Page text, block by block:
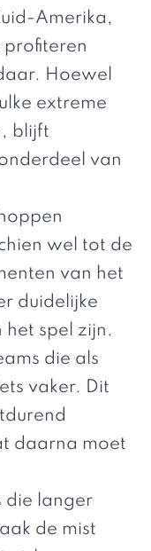
Amerika,
profiteren
Hoewel
extreme
blijft
van
wel tot de
van het
duidelijke
het spel zijn.
die als
vaker. Dit
daarna moet
die langer
de mist